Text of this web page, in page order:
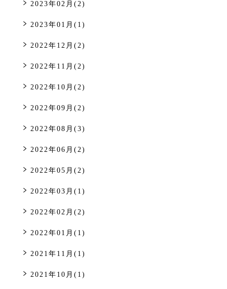
2023年02月(2)
2023年01月(1)
2022年12月(2)
2022年11月(2)
2022年10月(2)
2022年09月(2)
2022年08月(3)
2022年06月(2)
2022年05月(2)
2022年03月(1)
2022年02月(2)
2022年01月(1)
2021年11月(1)
2021年10月(1)